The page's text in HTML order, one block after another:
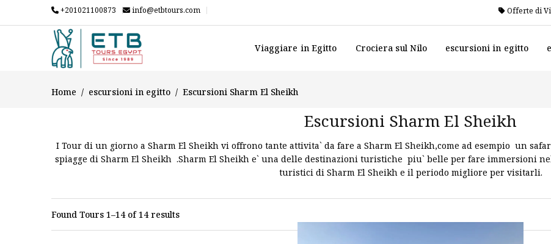
+201021100873 info@etbtours.com Offerte di
Viaggiare in Egitto Crociera sul Nilo escursioni in egitto
Home escursioni in egitto Escursioni Sharm El Sheikh
Escursioni Sharm El Sheikh
I Tour di un giorno a Sharm El Sheikh vi offrono tante attivita` da fare a Sharm El Sheikh,come ad esempio un
spiagge di Sharm El Sheikh .Sharm El Sheikh e` una delle destinazioni turistiche piu` belle per fare immersioni
turistici di Sharm El Sheikh e il periodo migliore per visitarli.
ESCURSIONI DI UN GIORNO A SHARM EL
Sharm el sheikh e` una città egiziana situata tra il deserto della penisula del sinai e il mar rosso .Sharm El Sheikh
Sinai e una delle destinazioni importanti del mondo per fare immersioni ,Sinai sara` la destinazione perfetta da
Found Tours 1–14 of 14 results